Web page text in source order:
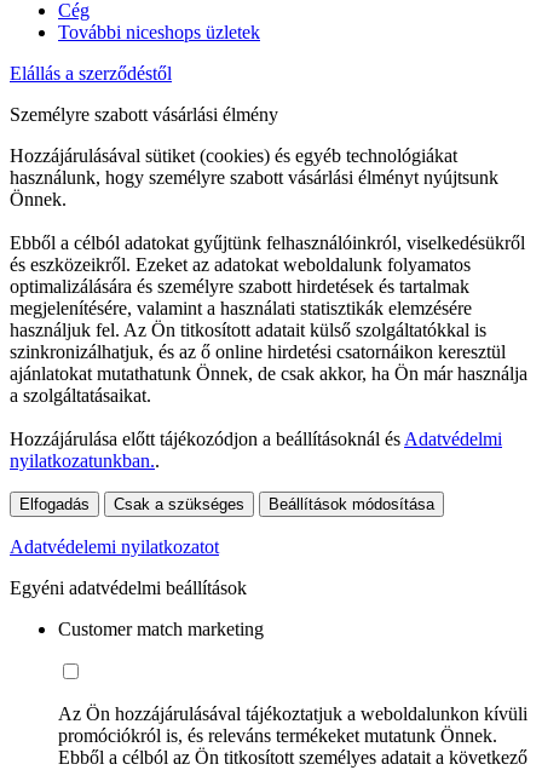
Cég
További niceshops üzletek
Elállás a szerződéstől
Személyre szabott vásárlási élmény
Hozzájárulásával sütiket (cookies) és egyéb technológiákat
használunk, hogy személyre szabott vásárlási élményt nyújtsunk
Önnek.
Ebből a célból adatokat gyűjtünk felhasználóinkról, viselkedésükről
és eszközeikről. Ezeket az adatokat weboldalunk folyamatos
optimalizálására és személyre szabott hirdetések és tartalmak
megjelenítésére, valamint a használati statisztikák elemzésére
használjuk fel. Az Ön titkosított adatait külső szolgáltatókkal is
szinkronizálhatjuk, és az ő online hirdetési csatornáikon keresztül
ajánlatokat mutathatunk Önnek, de csak akkor, ha Ön már használja
a szolgáltatásaikat.
Hozzájárulása előtt tájékozódjon a beállításoknál és Adatvédelmi
nyilatkozatunkban..
Elfogadás Csak a szükséges Beállítások módosítása
Adatvédelemi nyilatkozatot
Egyéni adatvédelmi beállítások
Customer match marketing
Az Ön hozzájárulásával tájékoztatjuk a weboldalunkon kívüli
promóciókról is, és releváns termékeket mutatunk Önnek.
Ebből a célból az Ön titkosított személyes adatait a következő